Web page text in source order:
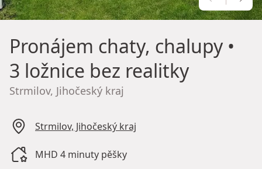
Pronájem chaty, chalupy•
3 ložnice bez realitky
Strmilov, Jihočeský kraj
Strmilov, Jihočeský kraj
MHD 4 minuty pěšky